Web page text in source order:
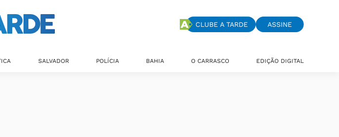
CLUBE A TARDE ASSINE
SALVADOR POLÍCIA BAHIA O CARRASCO EDIÇÃO DIGITAL